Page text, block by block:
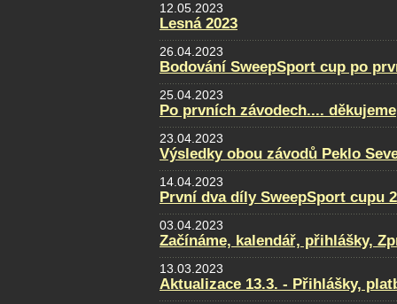
12.05.2023
Lesná 2023
26.04.2023
Bodování SweepSport cup po
25.04.2023
Po prvních závodech.... děkujeme
23.04.2023
Výsledky obou závodů Peklo
14.04.2023
První dva díly SweepSport cupu
03.04.2023
Začínáme, kalendář, přihlášky,
13.03.2023
Aktualizace 13.3. - Přihlášky,